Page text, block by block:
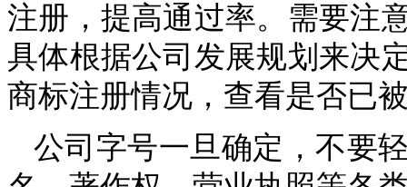
注册，提高通过率。需要注
具体根据公司发展规划来决
商标注册情况，查看是否已
公司字号一旦确定，不要